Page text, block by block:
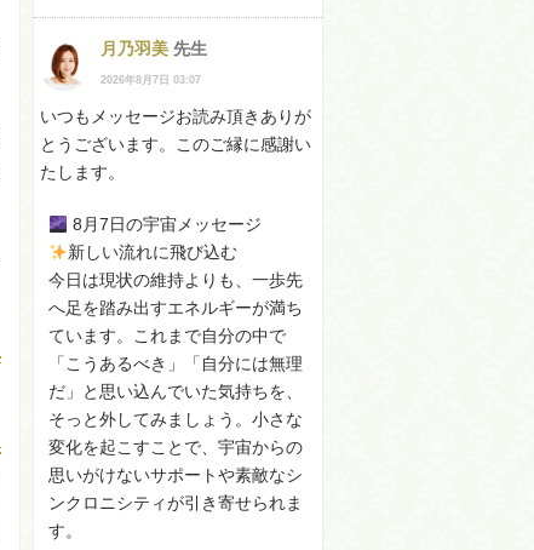
月乃羽美 先生
2026年8月7日 03:07
いつもメッセージお読み頂きありが
とうございます。このご縁に感謝い
たします。
8月7日の宇宙メッセージ
新しい流れに飛び込む
今日は現状の維持よりも、一歩先
へ足を踏み出すエネルギーが満ち
ています。これまで自分の中で
「こうあるべき」「自分には無理
だ」と思い込んでいた気持ちを、
そっと外してみましょう。小さな
変化を起こすことで、宇宙からの
思いがけないサポートや素敵なシ
ンクロニシティが引き寄せられま
す。